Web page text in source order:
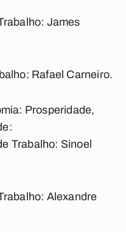
James
Rafael Carneiro.
Prosperidade,
:
Trabalho: Sinoel
Alexandre